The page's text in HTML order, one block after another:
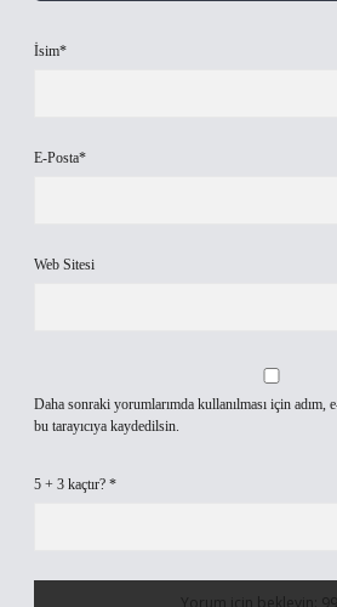
İsim*
E-Posta*
Web Sitesi
Daha sonraki yorumlarımda kullanılması için adım,
bu tarayıcıya kaydedilsin.
5 + 3 kaçtır? *